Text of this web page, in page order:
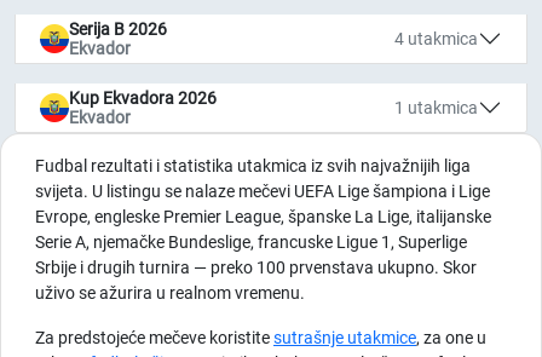
Serija B 2026
Ekvador
4 utakmica
Kup Ekvadora 2026
Ekvador
1 utakmica
Fudbal rezultati i statistika utakmica iz svih najvažnijih liga
svijeta. U listingu se nalaze mečevi UEFA Lige šampiona i Lige
Evrope, engleske Premier League, španske La Lige, italijanske
Serie A, njemačke Bundeslige, francuske Ligue 1, Superlige
Srbije i drugih turnira — preko 100 prvenstava ukupno. Skor
uživo se ažurira u realnom vremenu.
Za predstojeće mečeve koristitesutrašnje utakmice, za one u